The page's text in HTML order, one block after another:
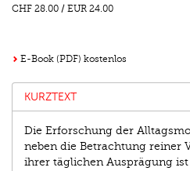
CHF 28.00 / EUR 24.00
E-Book (PDF) kostenlos
KURZTEXT
Die Erforschung der
neben die Betrachtung reiner
ihrer täglichen Ausprägung